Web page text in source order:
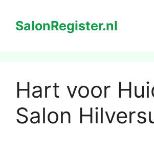
naarSalonRegister.nl
Hart voor
Salon